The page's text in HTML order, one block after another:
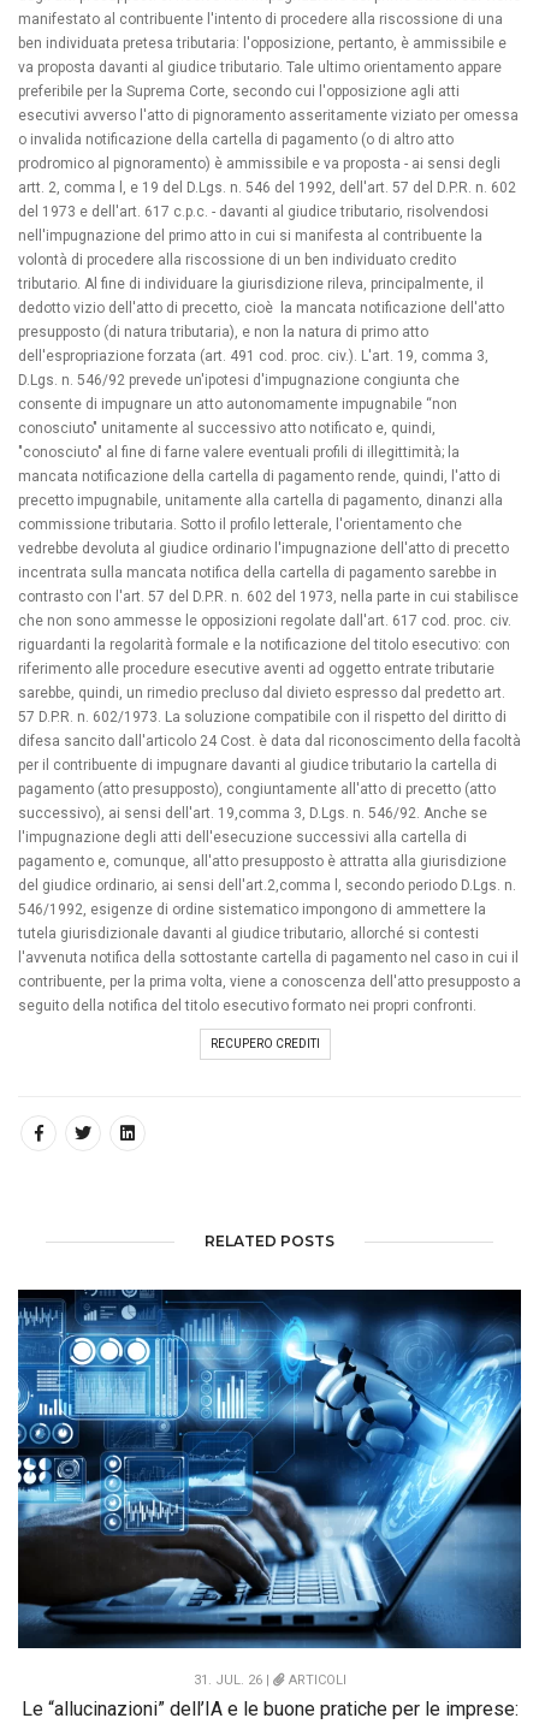
manifestato al contribuente l'intento di procedere alla riscossione di una
ben individuata pretesa tributaria: l'opposizione, pertanto, è ammissibile e
va proposta davanti al giudice tributario. Tale ultimo orientamento appare
preferibile per la Suprema Corte, secondo cui l'opposizione agli atti
esecutivi avverso l'atto di pignoramento asseritamente viziato per omessa
o invalida notificazione della cartella di pagamento (o di altro atto
prodromico al pignoramento) è ammissibile e va proposta - ai sensi degli
artt. 2, comma l, e 19 del D.Lgs. n. 546 del 1992, dell'art. 57 del D.P.R. n. 602
del 1973 e dell'art. 617 c.p.c. - davanti al giudice tributario, risolvendosi
nell'impugnazione del primo atto in cui si manifesta al contribuente la
volontà di procedere alla riscossione di un ben individuato credito
tributario. Al fine di individuare la giurisdizione rileva, principalmente, il
dedotto vizio dell'atto di precetto, cioè la mancata notificazione dell'atto
presupposto (di natura tributaria), e non la natura di primo atto
dell'espropriazione forzata (art. 491 cod. proc. civ.). L'art. 19, comma 3,
D.Lgs. n. 546/92 prevede un'ipotesi d'impugnazione congiunta che
consente di impugnare un atto autonomamente impugnabile “non
conosciuto" unitamente al successivo atto notificato e, quindi,
"conosciuto" al fine di farne valere eventuali profili di illegittimità; la
mancata notificazione della cartella di pagamento rende, quindi, l'atto di
precetto impugnabile, unitamente alla cartella di pagamento, dinanzi alla
commissione tributaria. Sotto il profilo letterale, l'orientamento che
vedrebbe devoluta al giudice ordinario l'impugnazione dell'atto di precetto
incentrata sulla mancata notifica della cartella di pagamento sarebbe in
contrasto con l'art. 57 del D.P.R. n. 602 del 1973, nella parte in cui stabilisce
che non sono ammesse le opposizioni regolate dall'art. 617 cod. proc. civ.
riguardanti la regolarità formale e la notificazione del titolo esecutivo: con
riferimento alle procedure esecutive aventi ad oggetto entrate tributarie
sarebbe, quindi, un rimedio precluso dal divieto espresso dal predetto art.
57 D.P.R. n. 602/1973. La soluzione compatibile con il rispetto del diritto di
difesa sancito dall'articolo 24 Cost. è data dal riconoscimento della facoltà
per il contribuente di impugnare davanti al giudice tributario la cartella di
pagamento (atto presupposto), congiuntamente all'atto di precetto (atto
successivo), ai sensi dell'art. 19,comma 3, D.Lgs. n. 546/92. Anche se
l'impugnazione degli atti dell'esecuzione successivi alla cartella di
pagamento e, comunque, all'atto presupposto è attratta alla giurisdizione
del giudice ordinario, ai sensi dell'art.2,comma l, secondo periodo D.Lgs. n.
546/1992, esigenze di ordine sistematico impongono di ammettere la
tutela giurisdizionale davanti al giudice tributario, allorché si contesti
l'avvenuta notifica della sottostante cartella di pagamento nel caso in cui il
contribuente, per la prima volta, viene a conoscenza dell'atto presupposto a
seguito della notifica del titolo esecutivo formato nei propri confronti.
RECUPERO CREDITI
RELATED POSTS
31. JUL. 26 | ARTICOLI
Le “allucinazioni” dell’IA e le buone pratiche per le imprese: